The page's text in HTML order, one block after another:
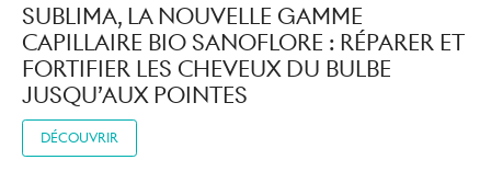
SUBLIMA, LA NOUVELLE GAMME
CAPILLAIRE BIO SANOFLORE : RÉPARER ET
FORTIFIER LES CHEVEUX DU BULBE
JUSQU’AUX POINTES
DÉCOUVRIR